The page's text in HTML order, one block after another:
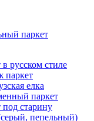
русском стиле
паркет
елка
паркет
под старину
пепельный)